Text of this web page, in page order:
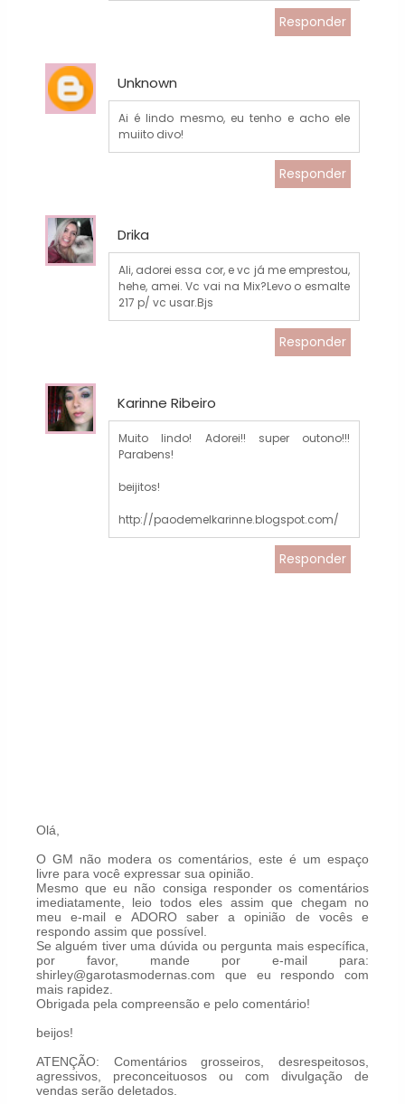
Responder
Unknown
Ai é lindo mesmo, eu tenho e acho ele
muiito divo!
Responder
Drika
Ali, adorei essa cor, e vc já me emprestou,
hehe, amei. Vc vai na Mix?Levo o esmalte
217 p/ vc usar.Bjs
Responder
Karinne Ribeiro
Muito lindo! Adorei!! super outono!!!
Parabens!
beijitos!
http://paodemelkarinne.blogspot.com/
Responder
Olá,
O GM não modera os comentários, este é um espaço
livre para você expressar sua opinião.
Mesmo que eu não consiga responder os comentários
imediatamente, leio todos eles assim que chegam no
meu e-mail e ADORO saber a opinião de vocês e
respondo assim que possível.
Se alguém tiver uma dúvida ou pergunta mais específica,
por favor, mande por e-mail para:
shirley@garotasmodernas.com que eu respondo com
mais rapidez.
Obrigada pela compreensão e pelo comentário!
beijos!
ATENÇÃO: Comentários grosseiros, desrespeitosos,
agressivos, preconceituosos ou com divulgação de
vendas serão deletados.